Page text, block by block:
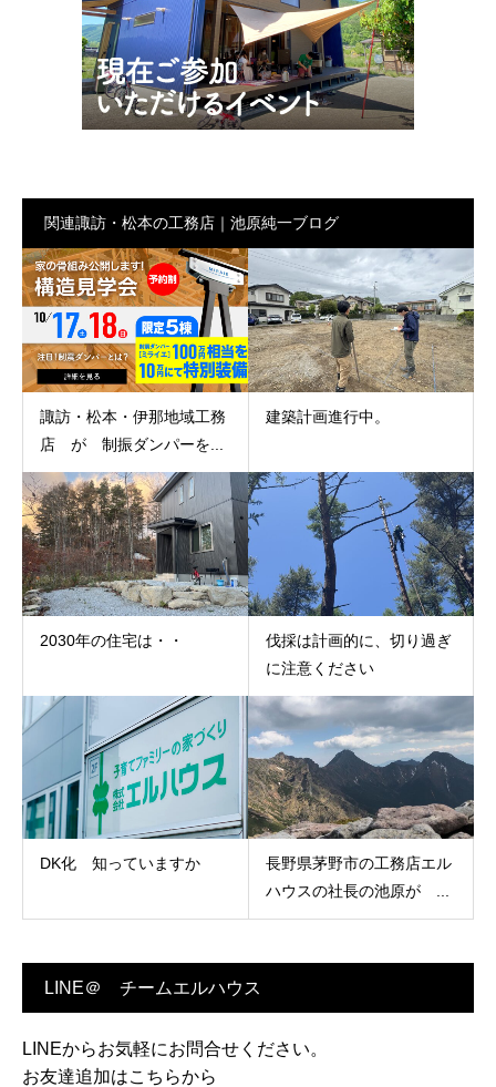
関連諏訪・松本の工務店｜池原純一ブログ
諏訪・松本・伊那地域工務
店 が 制振ダンパーを...
建築計画進行中。
2030年の住宅は・・
伐採は計画的に、切り過ぎ
に注意ください
DK化 知っていますか
長野県茅野市の工務店エル
ハウスの社長の池原が ...
LINE＠ チームエルハウス
LINEからお気軽にお問合せください。
お友達追加はこちらから